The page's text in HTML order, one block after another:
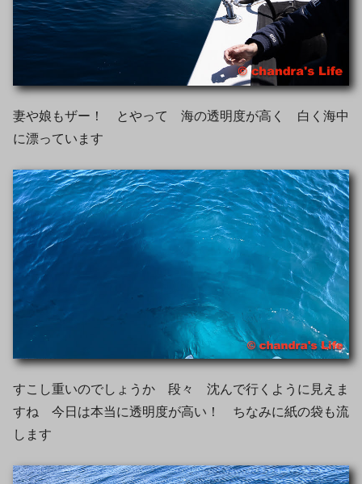
妻や娘もザー！ とやって 海の透明度が高く 白く海中
に漂っています
すこし重いのでしょうか 段々 沈んで行くように見えま
すね 今日は本当に透明度が高い！ ちなみに紙の袋も流
します